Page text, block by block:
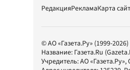
РедакцияРекламаКарта
© АО «Газета.Ру» (1999-
Название: Газета.Ru
Учредитель:АО «Газета.Ру»,